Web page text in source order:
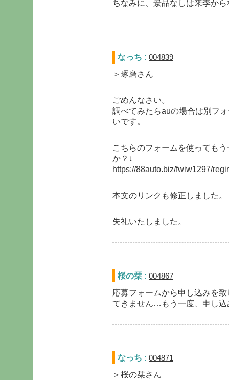
ちなみに、景品なしは来季か
なっち : 004839
＞琢磨さん
ごめんなさい。
調べてみたらauの場合は別フ
いです。
こちらのフォームを使っても
か？↓
https://88auto.biz/fwiw1297/
本文のリンクも修正しました。
失礼いたしました。
桜の栞 : 004867
応募フォームから申し込みを
てきません…もう一度、申し
なっち : 004871
＞桜の栞さん